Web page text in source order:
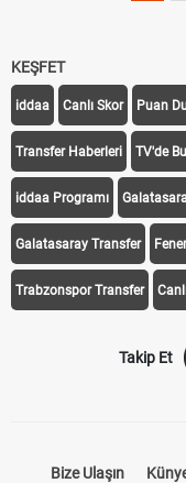
KEŞFET
iddaa Canlı Skor Puan
Transfer Haberleri TV'de
iddaa Programı
Galatasaray Transfer
Trabzonspor Transfer
Takip Et
Bize Ulaşın